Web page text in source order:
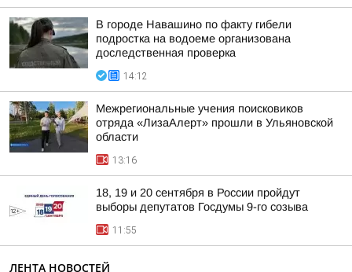
В городе Навашино по факту гибели
подростка на водоеме организована
доследственная проверка
14:12
Межрегиональные учения поисковиков
отряда «ЛизаАлерт» прошли в Ульяновской
области
13:16
18, 19 и 20 сентября в России пройдут
выборы депутатов Госдумы 9-го созыва
11:55
ЛЕНТА НОВОСТЕЙ